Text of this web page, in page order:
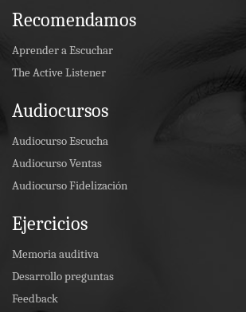
Recomendamos
Aprender a Escuchar
The Active Listener
Audiocursos
Audiocurso Escucha
Audiocurso Ventas
Audiocurso Fidelización
Ejercicios
Memoria auditiva
Desarrollo preguntas
Feedback